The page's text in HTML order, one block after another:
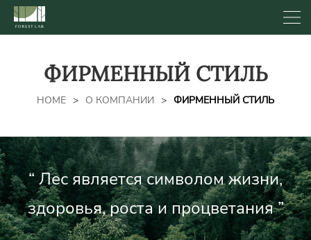
ФИРМЕННЫЙ СТИЛЬ
HOME > О КОМПАНИИ > ФИРМЕННЫЙ СТИЛЬ
“ Лес является символом жизни,
здоровья, роста и процветания ”